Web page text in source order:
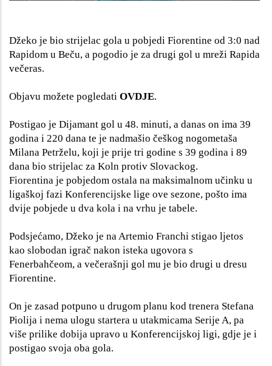
Džeko je bio strijelac gola u pobjedi Fiorentine od 3:0 nad
Rapidom u Beču, a pogodio je za drugi gol u mreži Rapida
večeras.
Objavu možete pogledati OVDJE.
Postigao je Dijamant gol u 48. minuti, a danas on ima 39
godina i 220 dana te je nadmašio češkog nogometaša
Milana Petrželu, koji je prije tri godine s 39 godina i 89
dana bio strijelac za Koln protiv Slovackog.
Fiorentina je pobjedom ostala na maksimalnom učinku u
ligaškoj fazi Konferencijske lige ove sezone, pošto ima
dvije pobjede u dva kola i na vrhu je tabele.
Podsjećamo, Džeko je na Artemio Franchi stigao ljetos
kao slobodan igrač nakon isteka ugovora s
Fenerbahčeom, a večerašnji gol mu je bio drugi u dresu
Fiorentine.
On je zasad potpuno u drugom planu kod trenera Stefana
Piolija i nema ulogu startera u utakmicama Serije A, pa
više prilike dobija upravo u Konferencijskoj ligi, gdje je i
postigao svoja oba gola.